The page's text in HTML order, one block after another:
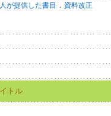
が提供した書目 ． 資料改正
トル